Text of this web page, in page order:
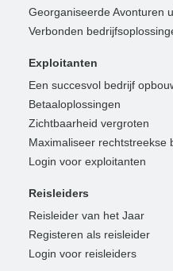
Georganiseerde Avonturen
Verbonden
Exploitanten
Een succesvol bedrijf
Betaaloplossingen
Zichtbaarheid vergroten
Maximaliseer rechtstreekse
Login voor exploitanten
Reisleiders
Reisleider van het Jaar
Registeren als reisleider
Login voor reisleiders